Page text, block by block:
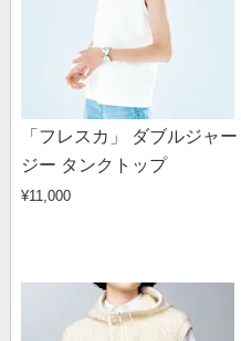
「フレスカ」 ダブルジャー
ジー タンクトップ
¥11,000